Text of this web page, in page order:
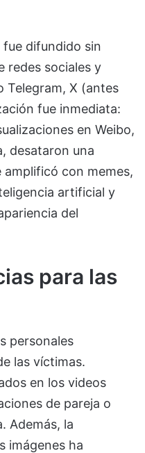
difundido sin
redes sociales y
Telegram, X (antes
fue inmediata:
en Weibo,
desataron una
con memes,
artificial y
del
para las
personales
las víctimas.
en los videos
de pareja o
Además, la
imágenes ha